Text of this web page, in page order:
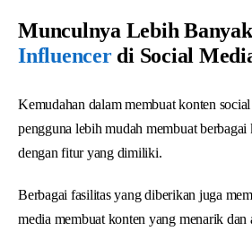
Munculnya Lebih
Influencer di Social
Kemudahan dalam membuat konten
pengguna lebih mudah membuat
dengan fitur yang dimiliki.
Berbagai fasilitas yang diberikan juga
media membuat konten yang menarik